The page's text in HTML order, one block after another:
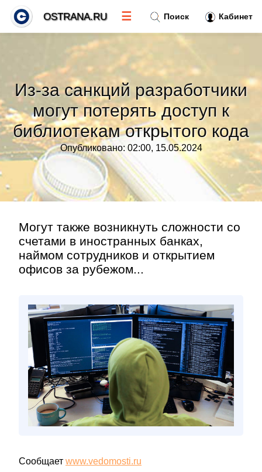
Из-за санкций разработчики
могут потерять доступ к
библиотекам открытого кода
Опубликовано: 02:00, 15.05.2024
Могут также возникнуть сложности со
счетами в иностранных банках,
наймом сотрудников и открытием
офисов за рубежом...
Сообщает www.vedomosti.ru
Поиск Кабинет
OSTRANA.RU ☰
Тренды новостей»
Рубрики»
Правила
Контакт»